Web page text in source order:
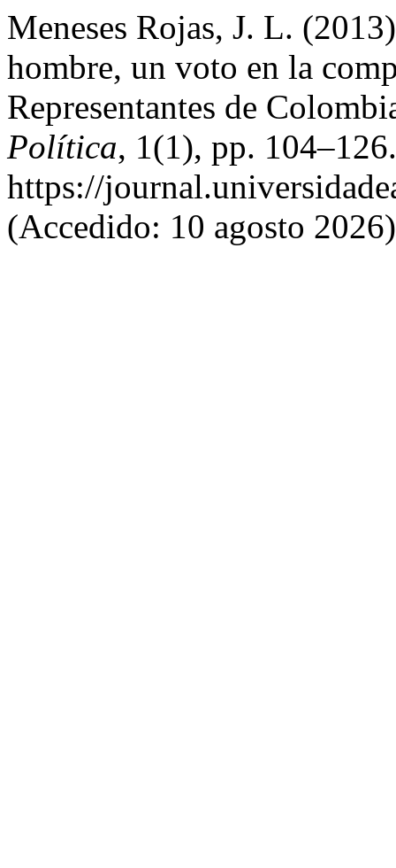
Meneses Rojas, J. L.
hombre, un voto en la
Representantes de
Política, 1(1), pp.
https://
(Accedido: 10 agosto